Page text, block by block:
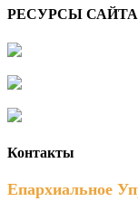
РЕСУРСЫ САЙТА
Контакты
Епархиальное